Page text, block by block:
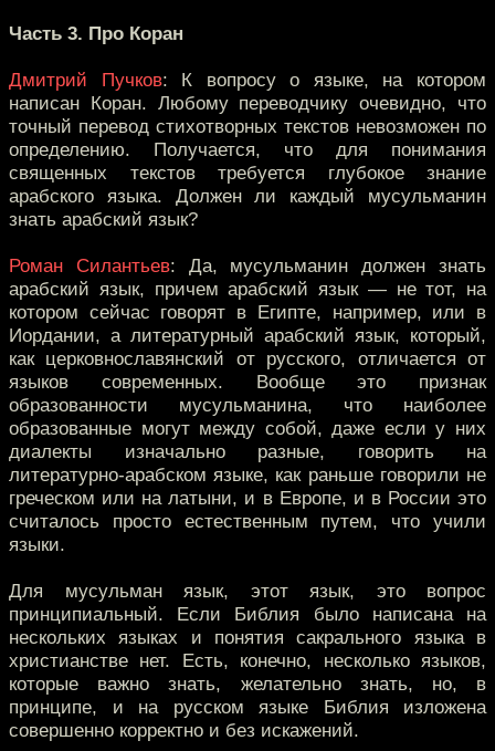
Часть 3. Про Коран
Дмитрий Пучков: К вопросу о языке, на котором
написан Коран. Любому переводчику очевидно, что
точный перевод стихотворных текстов невозможен по
определению. Получается, что для понимания
священных текстов требуется глубокое знание
арабского языка. Должен ли каждый мусульманин
знать арабский язык?
Роман Силантьев: Да, мусульманин должен знать
арабский язык, причем арабский язык — не тот, на
котором сейчас говорят в Египте, например, или в
Иордании, а литературный арабский язык, который,
как церковнославянский от русского, отличается от
языков современных. Вообще это признак
образованности мусульманина, что наиболее
образованные могут между собой, даже если у них
диалекты изначально разные, говорить на
литературно-арабском языке, как раньше говорили не
греческом или на латыни, и в Европе, и в России это
считалось просто естественным путем, что учили
языки.
Для мусульман язык, этот язык, это вопрос
принципиальный. Если Библия было написана на
нескольких языках и понятия сакрального языка в
христианстве нет. Есть, конечно, несколько языков,
которые важно знать, желательно знать, но, в
принципе, и на русском языке Библия изложена
совершенно корректно и без искажений.